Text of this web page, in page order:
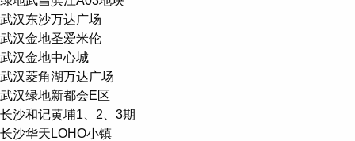
武汉东沙万达广场
武汉金地圣爱米伦
武汉金地中心城
武汉菱角湖万达广场
武汉绿地新都会E区
长沙和记黄埔1、2、3期
长沙华天LOHO小镇